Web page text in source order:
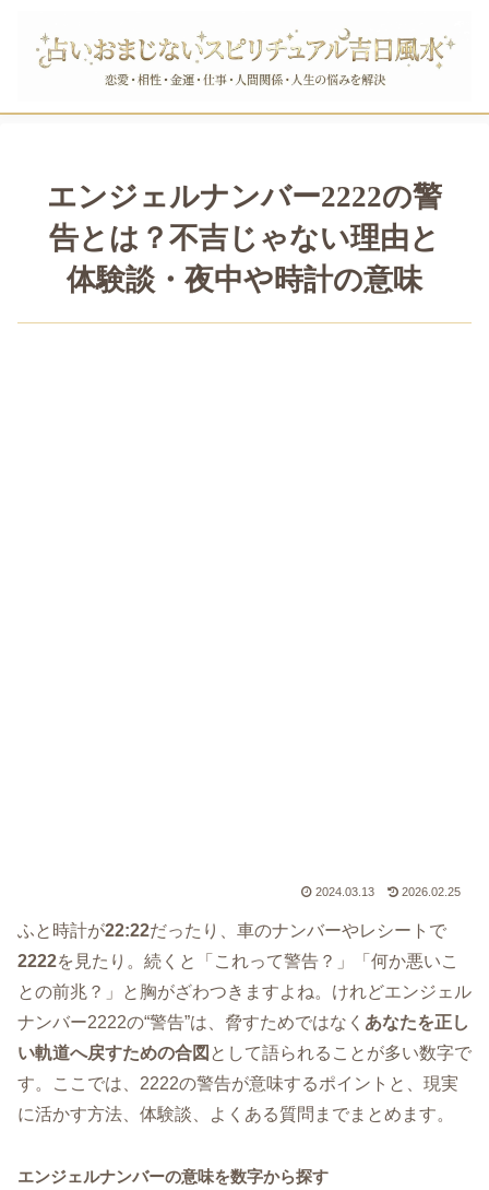
エンジェルナンバー2222の警
告とは？不吉じゃない理由と
体験談・夜中や時計の意味
2024.03.13 2026.02.25
ふと時計が22:22だったり、車のナンバーやレシートで
2222を見たり。続くと「これって警告？」「何か悪いこ
との前兆？」と胸がざわつきますよね。けれどエンジェル
ナンバー2222の“警告”は、脅すためではなく あなたを正し
い軌道へ戻すための合図 として語られることが多い数字で
す。ここでは、2222の警告が意味するポイントと、現実
に活かす方法、体験談、よくある質問までまとめます。
エンジェルナンバーの意味を数字から探す